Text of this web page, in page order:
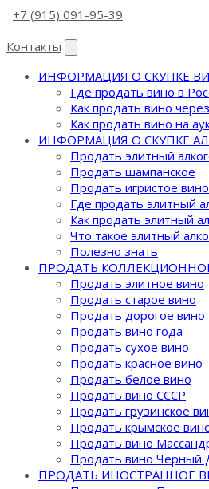
+7 (915) 091-95-39
Контакты
ИНФОРМАЦИЯ О СКУПКЕ
Где продать вино в
Как продать вино
Как продать вино на
ИНФОРМАЦИЯ О СКУПКЕ
Продать элитный
Продать шампанское
Продать игристое вино
Где продать элитный
Как продать элитный
Что такое элитный
Полезно знать
ПРОДАТЬ
Продать элитное вино
Продать старое вино
Продать дорогое вино
Продать вино года
Продать сухое вино
Продать красное вино
Продать белое вино
Продать вино СССР
Продать грузинское
Продать крымское
Продать вино
Продать вино Черный
ПРОДАТЬ ИНОСТРАННОЕ